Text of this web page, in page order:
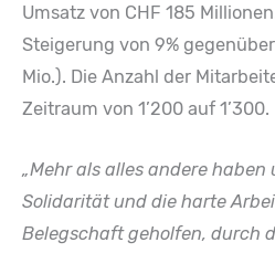
Umsatz von CHF 185
Steigerung von 9%
Mio.). Die Anzahl der
Zeitraum von 1’200 auf 1’300.
„Mehr als alles andere
Solidarität und die harte
Belegschaft geholfen, durch